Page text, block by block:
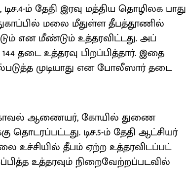
ம் தேதி இரவு மத்​திய தொழிலக பாது​
மலை மீதுள்ள தீபத்​தூணில்
என மீண்​டும் உத்​தரவிட்டது. அப்​
தடை உத்​தரவு பிறப்​பித்​தார். இதை
முடி​யாது என போலீ​ஸார் தடை
காவல் ஆணை​யர், கோயில் துணை
டிச.5-ம் தேதி ஆட்​சி​யர்
உச்​சி​யில் தீபம் ஏற்ற உத்​தர​விடப்​பட்​
உத்​தர​வும் நிறைவேற்​றப்​பட​வில்​